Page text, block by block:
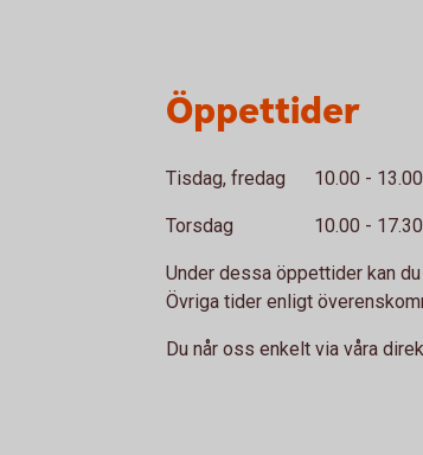
Öppettider
Tisdag, fredag 10.00 - 13.00
Torsdag 10.00 -
Under dessa öppettider kan
Övriga tider enligt
Du når oss enkelt via våra